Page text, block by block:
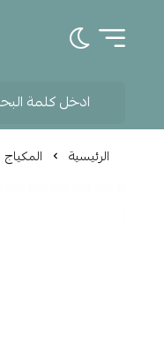
تبديل
الرئيسية المكياج